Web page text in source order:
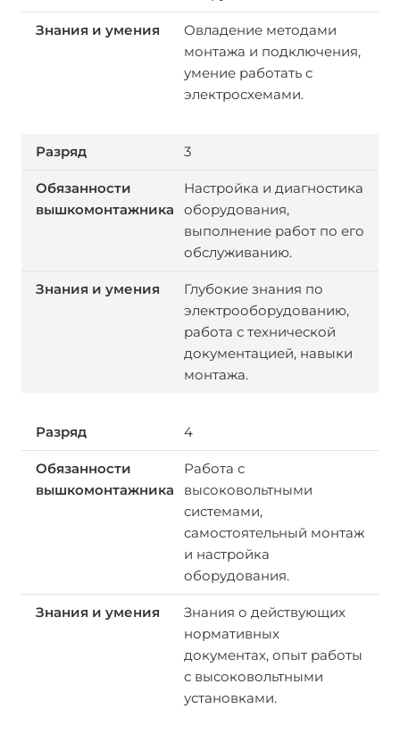
Овладение методами
монтажа и подключения,
умение работать с
электросхемами.
3
Настройка и диагностика
оборудования,
выполнение работ по его
обслуживанию.
Глубокие знания по
электрооборудованию,
работа с технической
документацией, навыки
монтажа.
4
Работа с
высоковольтными
системами,
самостоятельный монтаж
и настройка
оборудования.
Знания о действующих
нормативных
документах, опыт работы
с высоковольтными
установками.